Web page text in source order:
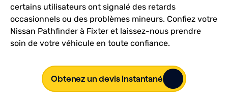
certains utilisateurs ont signalé des retards
occasionnels ou des problèmes mineurs. Confiez votre
Nissan Pathfinder à Fixter et laissez-nous prendre
soin de votre véhicule en toute confiance.
Obtenez un devis instantané